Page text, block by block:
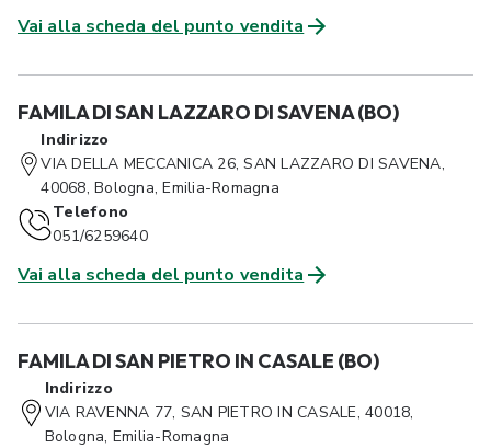
Vai alla scheda del punto vendita
FAMILA DI SAN LAZZARO DI SAVENA (BO)
Indirizzo
VIA DELLA MECCANICA 26, SAN LAZZARO DI SAVENA,
40068, Bologna, Emilia-Romagna
Telefono
051/6259640
Vai alla scheda del punto vendita
FAMILA DI SAN PIETRO IN CASALE (BO)
Indirizzo
VIA RAVENNA 77, SAN PIETRO IN CASALE, 40018,
Bologna, Emilia-Romagna